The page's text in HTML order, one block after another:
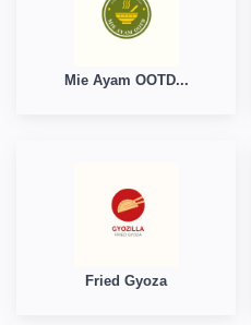
Mie Ayam OOTD...
Fried Gyoza